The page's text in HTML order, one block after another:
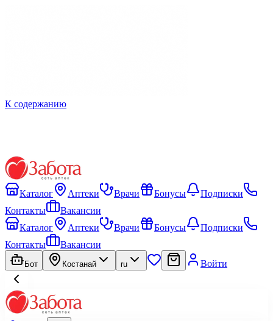
К содержанию
Каталог Аптеки Врачи Бонусы
Подписки
Контакты
Вакансии
Каталог
Аптеки Врачи Бонусы
Подписки
Контакты
Вакансии
Бот Костанай ru Войти